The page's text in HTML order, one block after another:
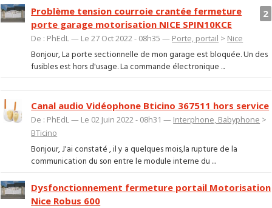
2
Problème tension courroie crantée fermeture
porte garage motorisation NICE SPIN10KCE
De : PhEdL — Le 27 Oct 2022 - 08h35 — Porte, portail > Nice
Bonjour, La porte sectionnelle de mon garage est bloquée. Un des
fusibles est hors d'usage. La commande électronique ...
Canal audio Vidéophone Bticino 367511 hors service
De : PhEdL — Le 02 Juin 2022 - 08h31 — Interphone, Babyphone >
BTicino
Bonjour, J'ai constaté , il y a quelques mois,la rupture de la
communication du son entre le module interne du ...
Dysfonctionnement fermeture portail Motorisation
Nice Robus 600